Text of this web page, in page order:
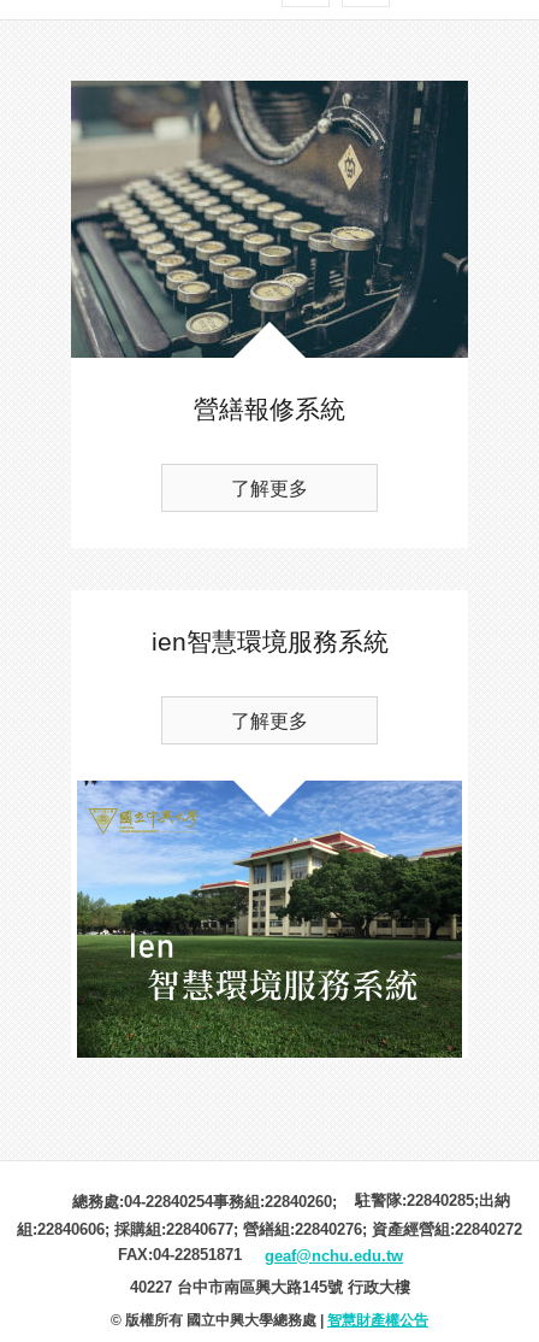
營繕報修系統
了解更多
ien智慧環境服務系統
了解更多
總務處:04-22840254事務組:22840260;
駐警隊:22840285;出納
組:22840606; 採購組:22840677; 營繕組:22840276; 資產經營組:22840272
FAX:04-22851871
geaf@nchu.edu.tw
40227 台中市南區興大路145號 行政大樓
© 版權所有 國立中興大學總務處 | 智慧財產權公告